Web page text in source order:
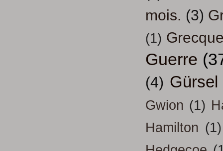
mois. (3)
(1)
Guerre
(4) Gürsel
Gwion (1)
Hamilton (1)